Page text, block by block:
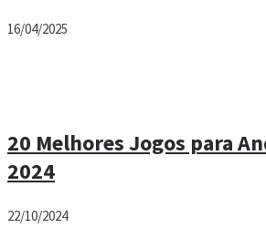
16/04/2025
20 Melhores Jogos para
2024
22/10/2024